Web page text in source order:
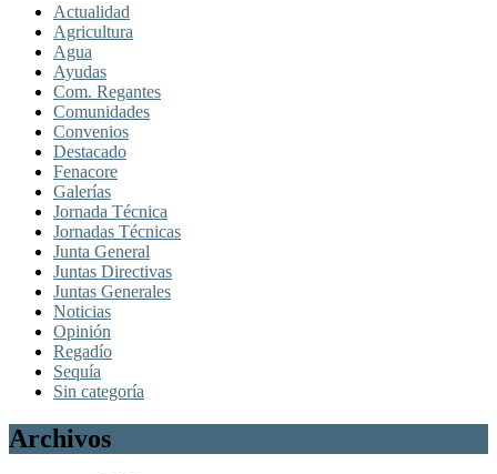
Actualidad
Agricultura
Agua
Ayudas
Com. Regantes
Comunidades
Convenios
Destacado
Fenacore
Galerías
Jornada Técnica
Jornadas Técnicas
Junta General
Juntas Directivas
Juntas Generales
Noticias
Opinión
Regadío
Sequía
Sin categoría
Archivos